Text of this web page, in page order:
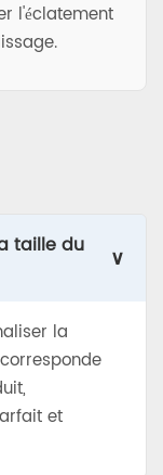
l'éclatement
taille du
∨
la
et